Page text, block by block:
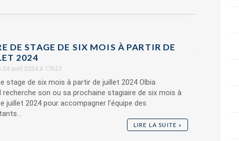
DE STAGE DE SIX MOIS À PARTIR DE
2024
24 avril 2024 à 17h23
stage de six mois à partir de juillet 2024 Olbia
recherche son ou sa prochaine stagiaire de six mois à
juillet 2024 pour accompagner l’équipe des
LIRE LA SUITE »